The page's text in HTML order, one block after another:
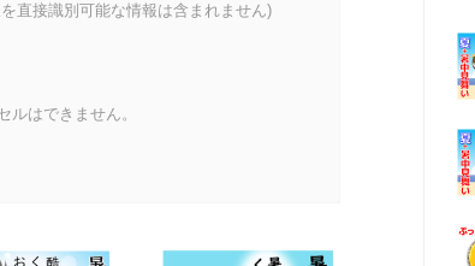
直接識別可能な情報は含まれません)
はできません。